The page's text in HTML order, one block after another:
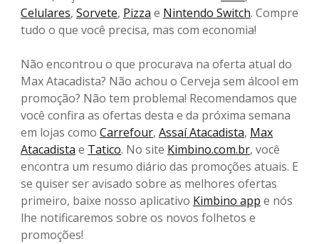
Celulares, Sorvete, Pizza e Nintendo Switch. Compre
tudo o que você precisa, mas com economia!
Não encontrou o que procurava na oferta atual do
Max Atacadista? Não achou o Cerveja sem álcool em
promoção? Não tem problema! Recomendamos que
você confira as ofertas desta e da próxima semana
em lojas como Carrefour, Assaí Atacadista, Max
Atacadista e Tatico. No site Kimbino.com.br, você
encontra um resumo diário das promoções atuais. E
se quiser ser avisado sobre as melhores ofertas
primeiro, baixe nosso aplicativo Kimbino app e nós
lhe notificaremos sobre os novos folhetos e
promoções!